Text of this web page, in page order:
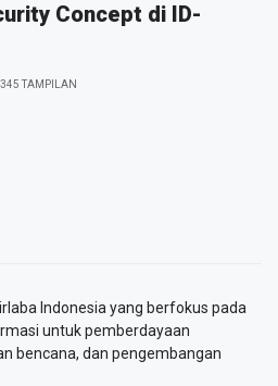
Concept di ID-
345 TAMPILAN
Indonesia yang berfokus pada
untuk pemberdayaan
bencana, dan pengembangan